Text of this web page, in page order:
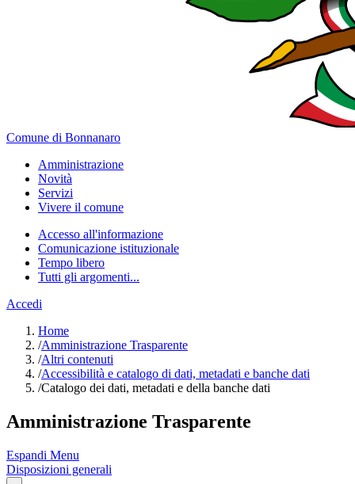
Comune di Bonnanaro
Amministrazione
Novità
Servizi
Vivere il comune
Accesso all'informazione
Comunicazione istituzionale
Tempo libero
Tutti gli argomenti...
Accedi
Home
/Amministrazione Trasparente
/Altri contenuti
/Accessibilità e catalogo di dati, metadati e banche dati
/Catalogo dei dati, metadati e della banche dati
Amministrazione Trasparente
Espandi Menu
Disposizioni generali